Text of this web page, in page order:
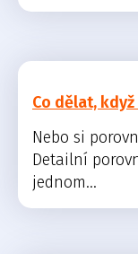
Co dělat,
Nebo si
Detailní
jednom...